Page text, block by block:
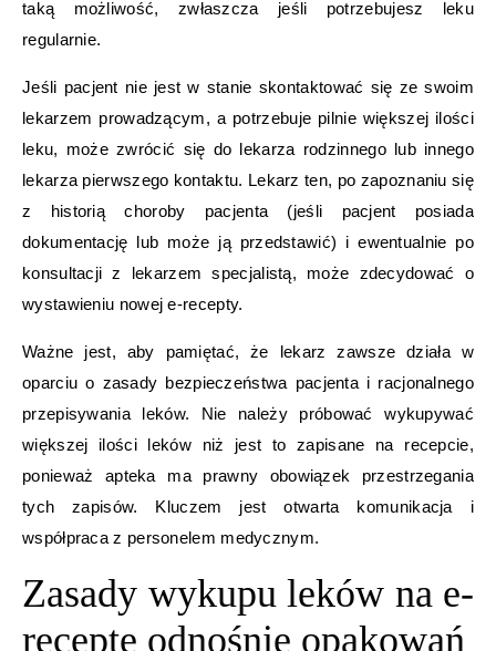
taką możliwość, zwłaszcza jeśli potrzebujesz leku
regularnie.
Jeśli pacjent nie jest w stanie skontaktować się ze swoim
lekarzem prowadzącym, a potrzebuje pilnie większej ilości
leku, może zwrócić się do lekarza rodzinnego lub innego
lekarza pierwszego kontaktu. Lekarz ten, po zapoznaniu się
z historią choroby pacjenta (jeśli pacjent posiada
dokumentację lub może ją przedstawić) i ewentualnie po
konsultacji z lekarzem specjalistą, może zdecydować o
wystawieniu nowej e-recepty.
Ważne jest, aby pamiętać, że lekarz zawsze działa w
oparciu o zasady bezpieczeństwa pacjenta i racjonalnego
przepisywania leków. Nie należy próbować wykupywać
większej ilości leków niż jest to zapisane na recepcie,
ponieważ apteka ma prawny obowiązek przestrzegania
tych zapisów. Kluczem jest otwarta komunikacja i
współpraca z personelem medycznym.
Zasady wykupu leków na e-
receptę odnośnie opakowań